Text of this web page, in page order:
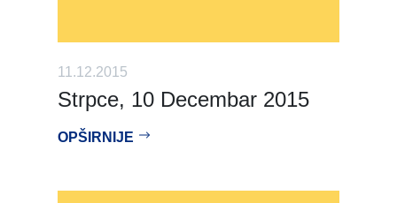
11.12.2015
Strpce, 10 Decembar 2015
OPŠIRNIJE